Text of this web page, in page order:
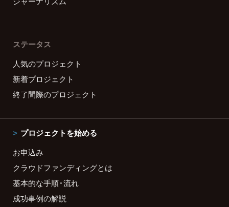
ステータス
人気のプロジェクト
新着プロジェクト
終了間際のプロジェクト
プロジェクトを始める
お申込み
クラウドファンディングとは
基本的な手順・流れ
成功事例の解説